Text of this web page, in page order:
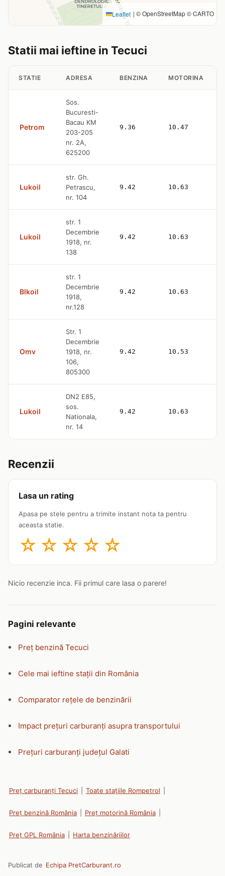
Leaflet | © OpenStreetMap © CARTO
Statii mai ieftine in Tecuci
STATIE ADRESA BENZINA MOTORINA
Petrom
Sos.
Bucuresti-
Bacau KM
203-205
nr. 2A,
625200
9.36 10.47
Lukoil
str. Gh.
Petrascu,
nr. 104
9.42 10.63
Lukoil
str. 1
Decembrie
1918, nr.
138
9.42 10.63
Blkoil
str. 1
Decembrie
1918,
nr.128
9.42 10.63
Omv
Str. 1
Decembrie
1918, nr.
106,
805300
9.42 10.53
Lukoil
DN2 E85,
sos.
Nationala,
nr. 14
9.42 10.63
Recenzii
Lasa un rating
Apasa pe stele pentru a trimite instant nota ta pentru
aceasta statie.
☆ ☆ ☆ ☆ ☆
Nicio recenzie inca. Fii primul care lasa o parere!
Pagini relevante
Preț benzină Tecuci
Cele mai ieftine stații din România
Comparator rețele de benzinării
Impact prețuri carburanți asupra transportului
Prețuri carburanți județul Galati
Preț carburanți Tecuci Toate stațiile Rompetrol
Preț benzină România Preț motorină România
Preț GPL România Harta benzinăriilor
Publicat de Echipa PretCarburant.ro